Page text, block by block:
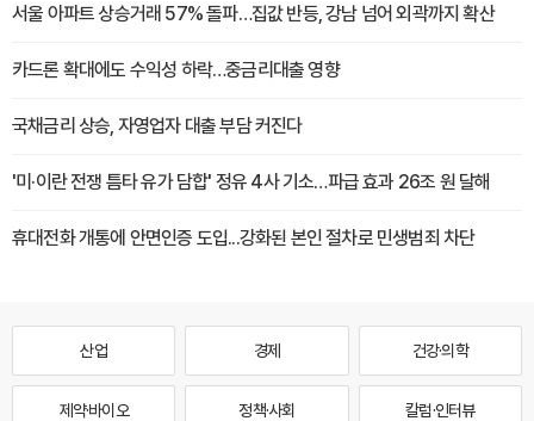
서울 아파트 상승거래 57% 돌파…집값 반등, 강남 넘어 외곽까지 확산
카드론 확대에도 수익성 하락…중금리대출 영향
국채금리 상승, 자영업자 대출 부담 커진다
'미·이란 전쟁 틈타 유가 담합' 정유 4사 기소…파급 효과 26조 원 달해
휴대전화 개통에 안면인증 도입...강화된 본인 절차로 민생범죄 차단
산업 경제 건강·의학
제약·바이오 정책·사회 칼럼·인터뷰